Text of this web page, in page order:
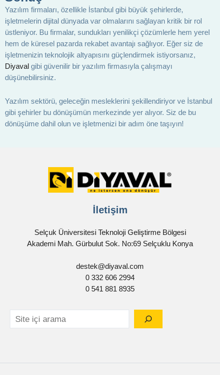
Yazılım firmaları, özellikle İstanbul gibi büyük şehirlerde,
işletmelerin dijital dünyada var olmalarını sağlayan kritik bir rol
üstleniyor. Bu firmalar, sundukları yenilikçi çözümlerle hem yerel
hem de küresel pazarda rekabet avantajı sağlıyor. Eğer siz de
işletmenizin teknolojik altyapısını güçlendirmek istiyorsanız,
Diyaval gibi güvenilir bir yazılım firmasıyla çalışmayı
düşünebilirsiniz.
Yazılım sektörü, geleceğin mesleklerini şekillendiriyor ve İstanbul
gibi şehirler bu dönüşümün merkezinde yer alıyor. Siz de bu
dönüşüme dahil olun ve işletmenizi bir adım öne taşıyın!
İletişim
Selçuk Üniversitesi Teknoloji Geliştirme Bölgesi
Akademi Mah. Gürbulut Sok. No:69 Selçuklu Konya
destek@diyaval.com
0 332 606 2994
0 541 881 8935